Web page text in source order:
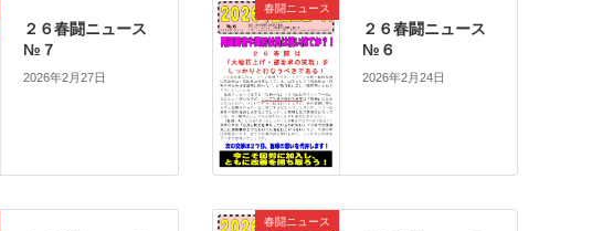
２６春闘ニュース
№７
2026年2月27日
春闘ニュース
２６春闘ニュース
№６
2026年2月24日
春闘ニュース